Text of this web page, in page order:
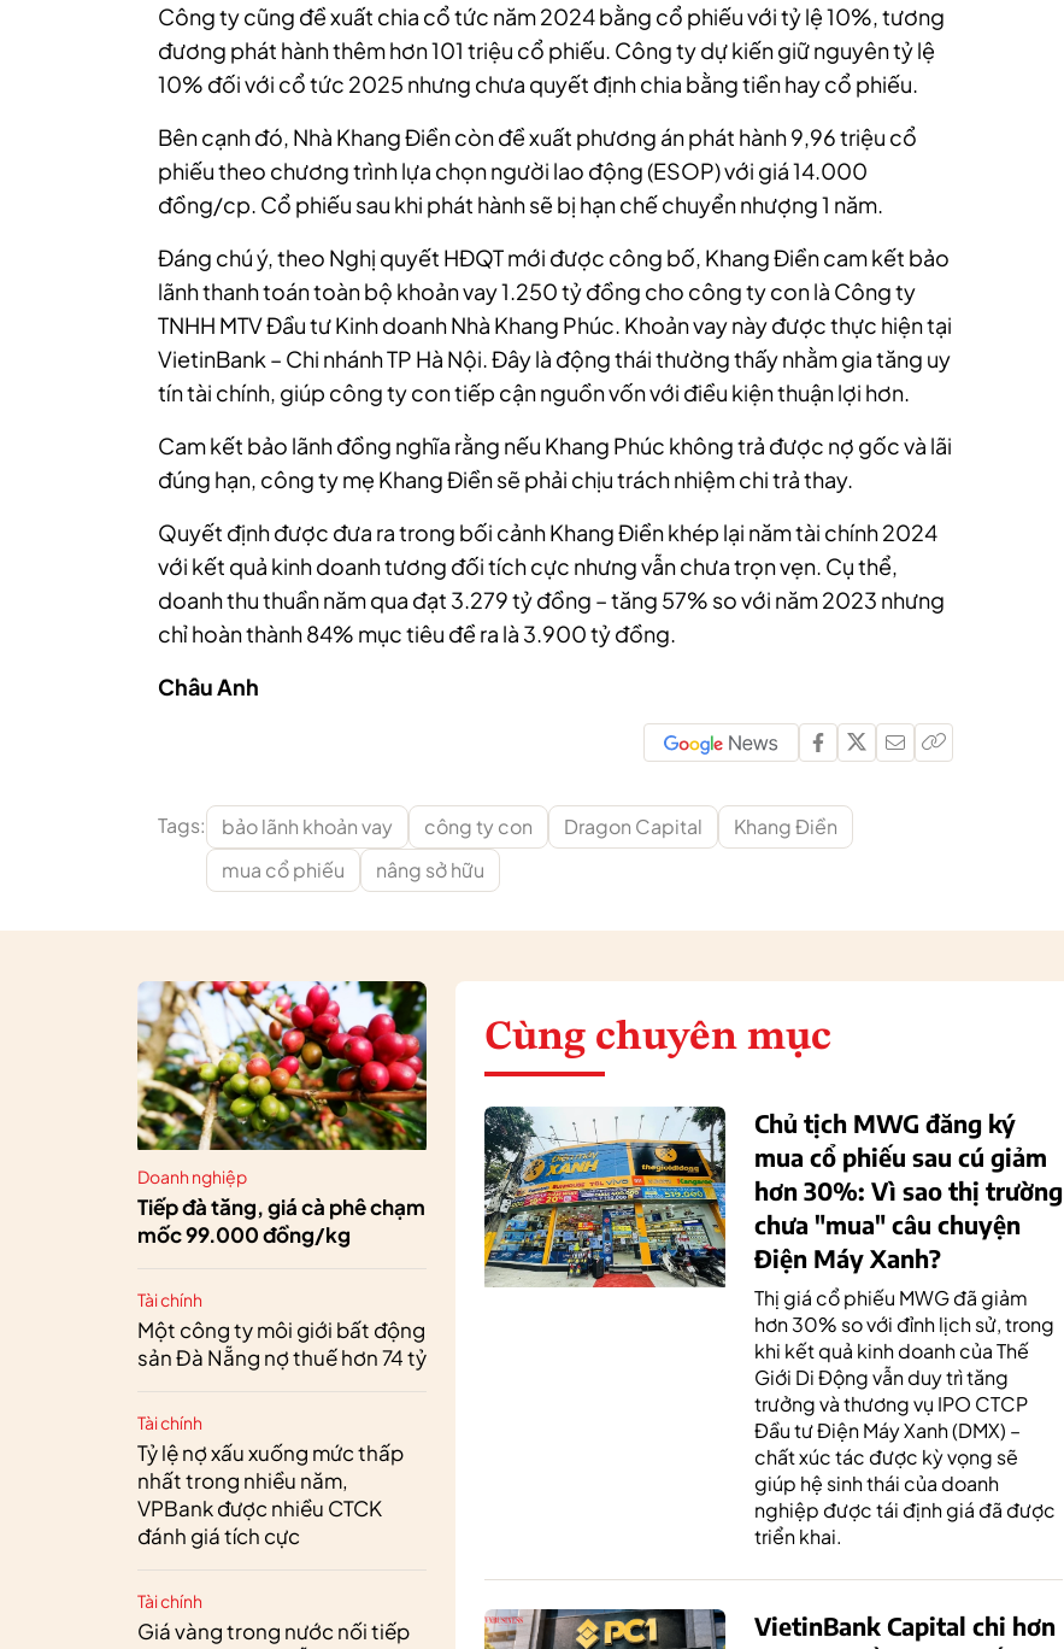
Công ty cũng đề xuất chia cổ tức năm 2024 bằng cổ phiếu với tỷ lệ 10%, tương
đương phát hành thêm hơn 101 triệu cổ phiếu. Công ty dự kiến giữ nguyên tỷ lệ
10% đối với cổ tức 2025 nhưng chưa quyết định chia bằng tiền hay cổ phiếu.
Bên cạnh đó, Nhà Khang Điền còn đề xuất phương án phát hành 9,96 triệu cổ
phiếu theo chương trình lựa chọn người lao động (ESOP) với giá 14.000
đồng/cp. Cổ phiếu sau khi phát hành sẽ bị hạn chế chuyển nhượng 1 năm.
Đáng chú ý, theo Nghị quyết HĐQT mới được công bố, Khang Điền cam kết bảo
lãnh thanh toán toàn bộ khoản vay 1.250 tỷ đồng cho công ty con là Công ty
TNHH MTV Đầu tư Kinh doanh Nhà Khang Phúc. Khoản vay này được thực hiện tại
VietinBank – Chi nhánh TP Hà Nội. Đây là động thái thường thấy nhằm gia tăng uy
tín tài chính, giúp công ty con tiếp cận nguồn vốn với điều kiện thuận lợi hơn.
Cam kết bảo lãnh đồng nghĩa rằng nếu Khang Phúc không trả được nợ gốc và lãi
đúng hạn, công ty mẹ Khang Điền sẽ phải chịu trách nhiệm chi trả thay.
Quyết định được đưa ra trong bối cảnh Khang Điền khép lại năm tài chính 2024
với kết quả kinh doanh tương đối tích cực nhưng vẫn chưa trọn vẹn. Cụ thể,
doanh thu thuần năm qua đạt 3.279 tỷ đồng – tăng 57% so với năm 2023 nhưng
chỉ hoàn thành 84% mục tiêu đề ra là 3.900 tỷ đồng.
Châu Anh
Tags: bảo lãnh khoản vay công ty con Dragon Capital
Khang Điền
mua cổ phiếu
nâng sở hữu
Doanh nghiệp
Tiếp đà tăng, giá cà phê chạm
mốc 99.000 đồng/kg
Tài chính
Một công ty môi giới bất động
sản Đà Nẵng nợ thuế hơn 74 tỷ
Tài chính
Tỷ lệ nợ xấu xuống mức thấp
nhất trong nhiều năm,
VPBank được nhiều CTCK
đánh giá tích cực
Tài chính
Giá vàng trong nước nối tiếp
Cùng chuyên mục
Chủ tịch MWG đăng ký
mua cổ phiếu sau cú giảm
hơn 30%: Vì sao thị trường
chưa "mua" câu chuyện
Điện Máy Xanh?
Thị giá cổ phiếu MWG đã giảm
hơn 30% so với đỉnh lịch sử, trong
khi kết quả kinh doanh của Thế
Giới Di Động vẫn duy trì tăng
trưởng và thương vụ IPO CTCP
Đầu tư Điện Máy Xanh (DMX) –
chất xúc tác được kỳ vọng sẽ
giúp hệ sinh thái của doanh
nghiệp được tái định giá đã được
triển khai.
VietinBank Capital chi hơn